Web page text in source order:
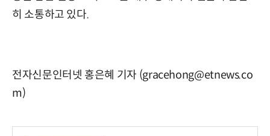
히 소통하고 있다.
전자신문인터넷 홍은혜 기자 (gracehong@etnews.co
m)